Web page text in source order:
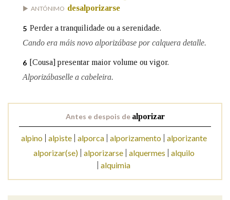
OUTRAS OPCIÓNS DE BUSCA
LIMPAR BUSCA
ANTÓNIMO desalporizarse
5 Perder a tranquilidade ou a serenidade.
Cando era máis novo alporizábase por calquera detalle.
6
[Cousa] presentar maior volume ou vigor.
Alporizábaselle a cabeleira.
Antes e despois de alporizar
alpino alpiste alporca alporizamento
alporizante
alporizar(se)
alporizarse alquermes
alquilo
alquimia